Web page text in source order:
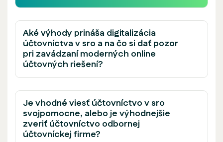
Aké výhody prináša digitalizácia
účtovníctva v sro a na čo si dať pozor
pri zavádzaní moderných online
účtovných riešení?
Je vhodné viesť účtovníctvo v sro
svojpomocne, alebo je výhodnejšie
zveriť účtovníctvo odbornej
účtovníckej firme?